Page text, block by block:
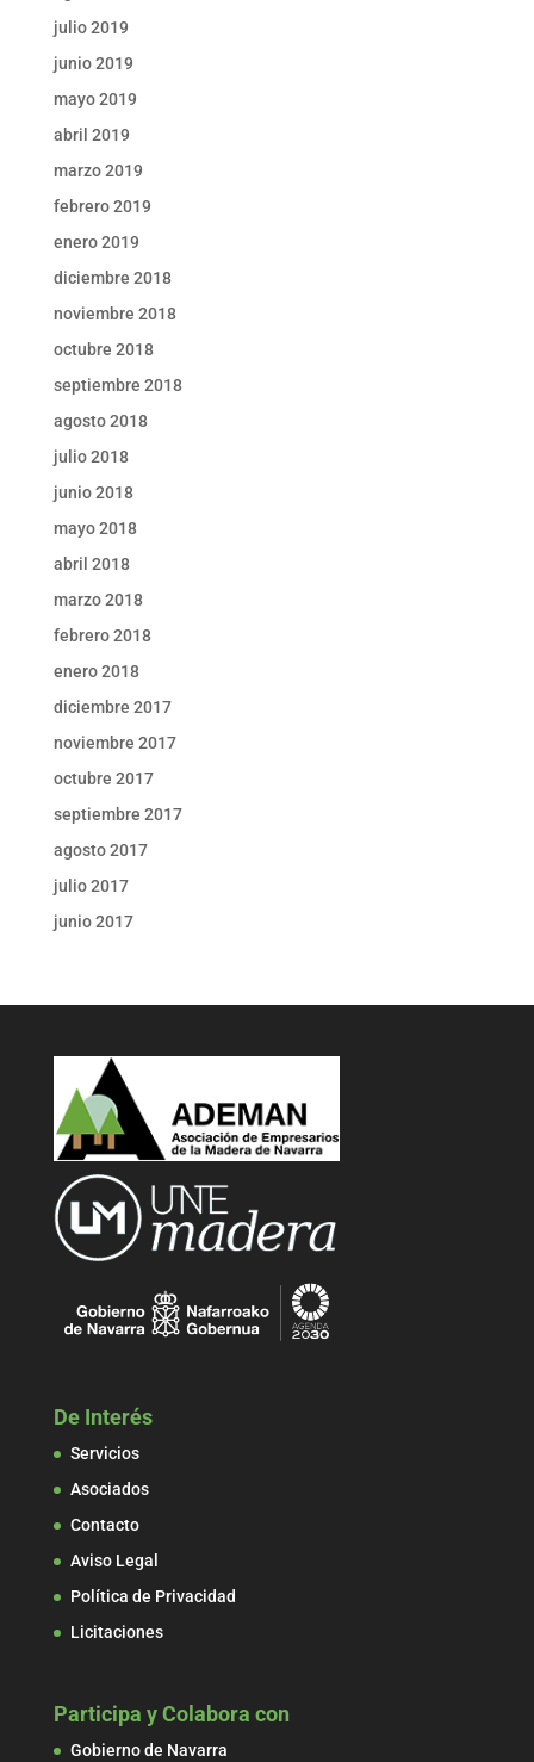
julio 2019
junio 2019
mayo 2019
abril 2019
marzo 2019
febrero 2019
enero 2019
diciembre 2018
noviembre 2018
octubre 2018
septiembre 2018
agosto 2018
julio 2018
junio 2018
mayo 2018
abril 2018
marzo 2018
febrero 2018
enero 2018
diciembre 2017
noviembre 2017
octubre 2017
septiembre 2017
agosto 2017
julio 2017
junio 2017
De Interés
Servicios
Asociados
Contacto
Aviso Legal
Política de Privacidad
Licitaciones
Participa y Colabora con
Gobierno de Navarra